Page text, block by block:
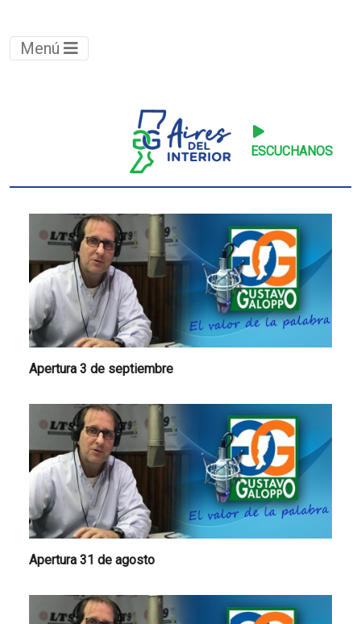
Menú
ESCUCHANOS
Apertura 3 de septiembre
Apertura 31 de agosto